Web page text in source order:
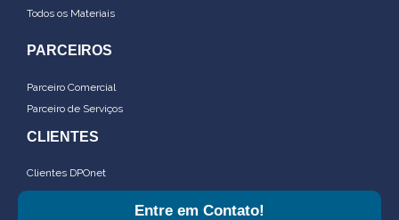
Todos os Materiais
PARCEIROS
Parceiro Comercial
Parceiro de Serviços
CLIENTES
Clientes DPOnet
Entre em Contato!